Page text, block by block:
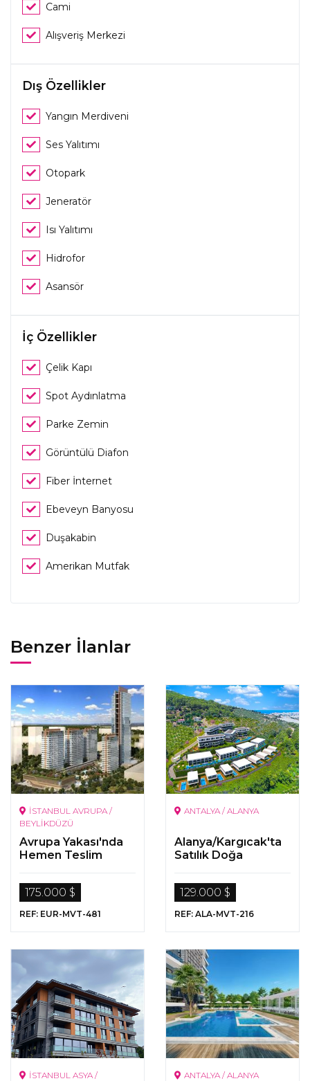
Cami
Alışveriş Merkezi
Dış Özellikler
Yangın Merdiveni
Ses Yalıtımı
Otopark
Jeneratör
Isı Yalıtımı
Hidrofor
Asansör
İç Özellikler
Çelik Kapı
Spot Aydınlatma
Parke Zemin
Görüntülü Diafon
Fiber İnternet
Ebeveyn Banyosu
Duşakabin
Amerikan Mutfak
Benzer İlanlar
İSTANBUL AVRUPA /
BEYLİKDÜZÜ
Avrupa Yakası'nda
Hemen Teslim
175.000 $
REF: EUR-MVT-481
ANTALYA / ALANYA
Alanya/Kargıcak'ta
Satılık Doğa
129.000 $
REF: ALA-MVT-216
İSTANBUL ASYA / ANTALYA / ALANYA